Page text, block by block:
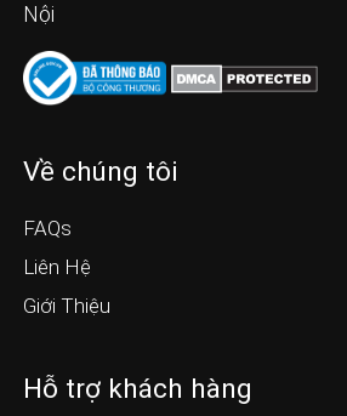
Nội
Về chúng tôi
FAQs
Liên Hệ
Giới Thiệu
Hỗ trợ khách hàng